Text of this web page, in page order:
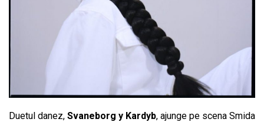
Duetul danez, Svaneborg y Kardyb, ajunge pe scena Smida